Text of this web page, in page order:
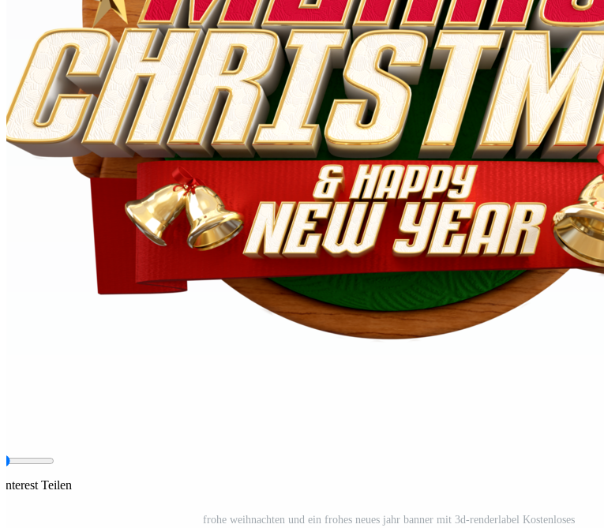
Teilen
frohe weihnachten und ein frohes neues jahr banner mit 3d-renderlabel Kostenloses